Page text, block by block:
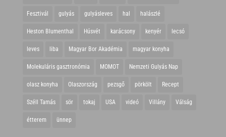
Fesztivál gulyás gulyásleves hal halászlé
Heston Blumenthal Húsvét karácsony kenyér lecsó
leves liba Magyar Bor Akadémia magyar konyha
Molekuláris gasztronómia MOMOT Nemzeti Gulyás Nap
olasz konyha Olaszország pezsgő pörkölt Recept
Széll Tamás sör tokaj USA videó Villány Válság
étterem ünnep